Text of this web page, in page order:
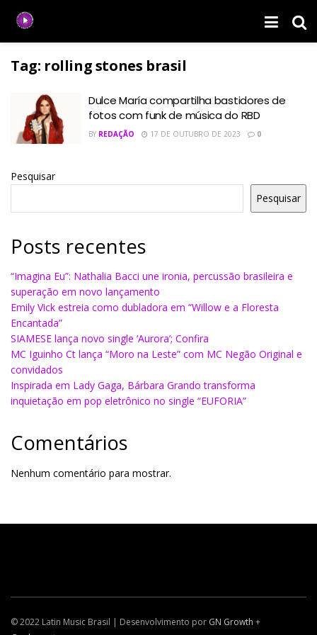
Tag: rolling stones brasil
Dulce María compartilha bastidores de
fotos com funk de música do RBD
BY REDAÇÃO 17 DE OUTUBRO DE 2023 0
Pesquisar
Pesquisar
Posts recentes
“Imagina Eu”: Nathalia Bacci une ironia, percussão brasileira e
superação em novo lançamento
Emily Vick estreia como dubladora em “Willow e a Floresta
Encantada”
SIAMESE lança novo single ‘Aurora’; Confira
MC Iguinho Ct lança “Moro na Leste” com MC Negão Original e
convidados
Inspirada em Lady Gaga, Bárbara Grando transforma
inquietação em pop eletrônico no single “EUFORIA”
Comentários
Nenhum comentário para mostrar.
© 2022 Latin Music Brasil | Desenvolvimento por GN Growth +